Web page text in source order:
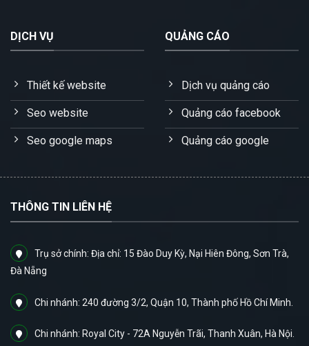
DỊCH VỤ
Thiết kế website
Seo website
Seo google maps
QUẢNG CÁO
Dịch vụ quảng cáo
Quảng cáo facebook
Quảng cáo google
THÔNG TIN LIÊN HỆ
Trụ sở chính: Địa chỉ: 15 Đào Duy Kỳ, Nại Hiên Đông, Sơn Trà,
Đà Nẵng
Chi nhánh: 240 đường 3/2, Quận 10, Thành phố Hồ Chí Minh.
Chi nhánh: Royal City - 72A Nguyễn Trãi, Thanh Xuân, Hà Nội.